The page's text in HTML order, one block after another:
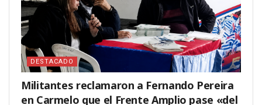
DESTACADO
Militantes reclamaron a Fernando Pereira
en Carmelo que el Frente Amplio pase «del